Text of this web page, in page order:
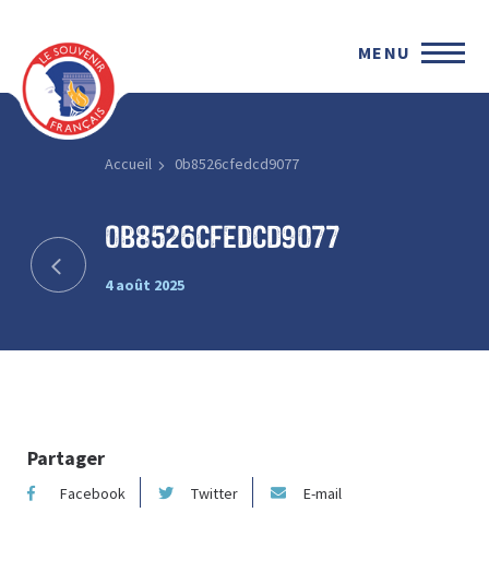
MENU
Accueil 0b8526cfedcd9077
0b8526cfedcd9077
4 août 2025
Partager
Facebook Twitter E-mail